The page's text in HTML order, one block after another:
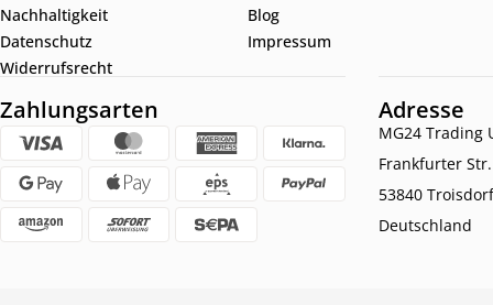
Nachhaltigkeit
Blog
Datenschutz
Impressum
Widerrufsrecht
Zahlungsarten Adresse
MG24 Trading
Frankfurter
53840 Troisdorf
Deutschland